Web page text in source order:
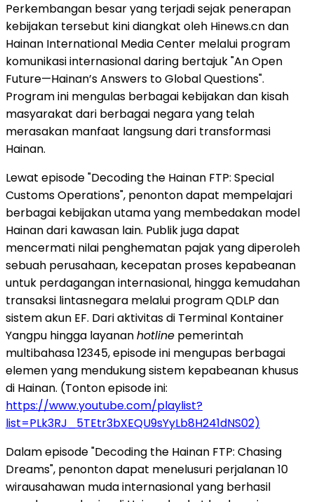
Perkembangan besar yang terjadi sejak penerapan
kebijakan tersebut kini diangkat oleh Hinews.cn dan
Hainan International Media Center melalui program
komunikasi internasional daring bertajuk "An Open
Future—Hainan’s Answers to Global Questions".
Program ini mengulas berbagai kebijakan dan kisah
masyarakat dari berbagai negara yang telah
merasakan manfaat langsung dari transformasi
Hainan.
Lewat episode "Decoding the Hainan FTP: Special
Customs Operations", penonton dapat mempelajari
berbagai kebijakan utama yang membedakan model
Hainan dari kawasan lain. Publik juga dapat
mencermati nilai penghematan pajak yang diperoleh
sebuah perusahaan, kecepatan proses kepabeanan
untuk perdagangan internasional, hingga kemudahan
transaksi lintasnegara melalui program QDLP dan
sistem akun EF. Dari aktivitas di Terminal Kontainer
Yangpu hingga layananhotline pemerintah
multibahasa 12345, episode ini mengupas berbagai
elemen yang mendukung sistem kepabeanan khusus
di Hainan. (Tonton episode ini:
https://www.youtube.com/playlist?
list=PLk3RJ_5TEtr3bXEQU9sYyLb8H241dNS02)
Dalam episode "Decoding the Hainan FTP: Chasing
Dreams", penonton dapat menelusuri perjalanan 10
wirausahawan muda internasional yang berhasil